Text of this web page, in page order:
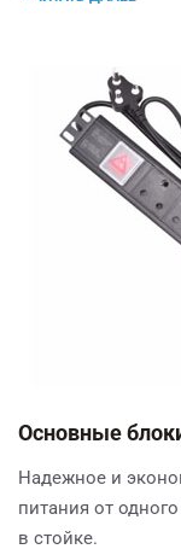
Основные
Надежное и
питания от
в стойке.